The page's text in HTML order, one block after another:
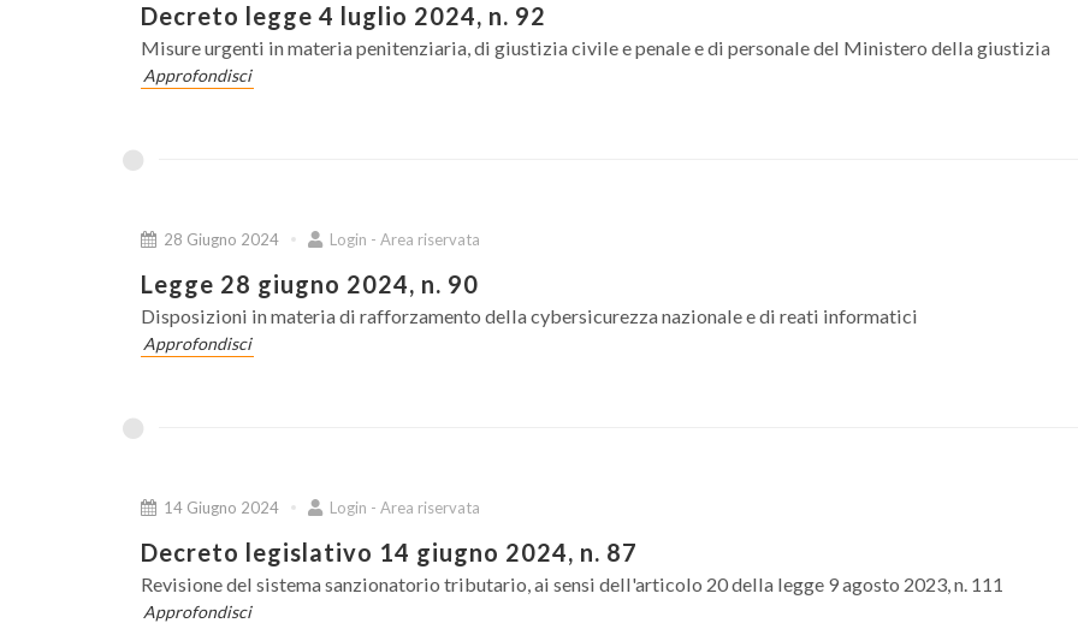
Decreto legge 4 luglio 2024, n. 92
Misure urgenti in materia penitenziaria, di giustizia civile e penale e di personale del Ministero della giustizia
Approfondisci
28 Giugno 2024 Login - Area riservata
Legge 28 giugno 2024, n. 90
Disposizioni in materia di rafforzamento della cybersicurezza nazionale e di reati informatici
Approfondisci
14 Giugno 2024 Login - Area riservata
Decreto legislativo 14 giugno 2024, n. 87
Revisione del sistema sanzionatorio tributario, ai sensi dell'articolo 20 della legge 9 agosto 2023, n. 111
Approfondisci